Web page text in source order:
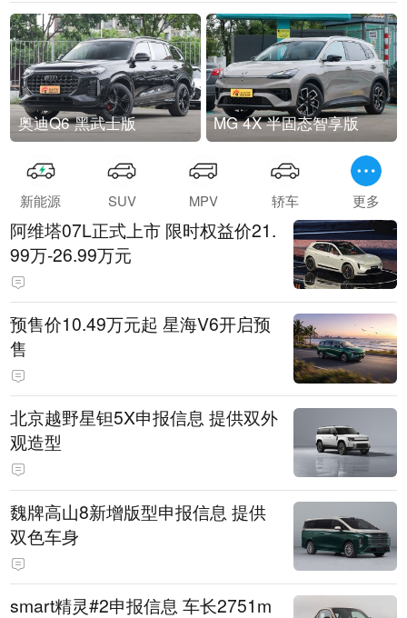
奥迪Q6 黑武士版 MG 4X 半固态智享版
新能源 SUV MPV 轿车 更多
阿维塔07L正式上市 限时权益价21.
99万-26.99万元
预售价10.49万元起 星海V6开启预
售
北京越野星钽5X申报信息 提供双外
观造型
魏牌高山8新增版型申报信息 提供
双色车身
smart精灵#2申报信息 车长2751m